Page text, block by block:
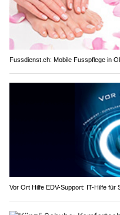
Fussdienst.ch: Mobile Fusspflege in
Vor Ort Hilfe EDV-Support: IT-Hilfe für